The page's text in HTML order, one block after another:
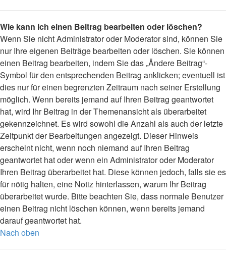
Wie kann ich einen Beitrag bearbeiten oder löschen?
Wenn Sie nicht Administrator oder Moderator sind, können Sie
nur Ihre eigenen Beiträge bearbeiten oder löschen. Sie können
einen Beitrag bearbeiten, indem Sie das „Ändere Beitrag“-
Symbol für den entsprechenden Beitrag anklicken; eventuell ist
dies nur für einen begrenzten Zeitraum nach seiner Erstellung
möglich. Wenn bereits jemand auf Ihren Beitrag geantwortet
hat, wird Ihr Beitrag in der Themenansicht als überarbeitet
gekennzeichnet. Es wird sowohl die Anzahl als auch der letzte
Zeitpunkt der Bearbeitungen angezeigt. Dieser Hinweis
erscheint nicht, wenn noch niemand auf Ihren Beitrag
geantwortet hat oder wenn ein Administrator oder Moderator
Ihren Beitrag überarbeitet hat. Diese können jedoch, falls sie es
für nötig halten, eine Notiz hinterlassen, warum Ihr Beitrag
überarbeitet wurde. Bitte beachten Sie, dass normale Benutzer
einen Beitrag nicht löschen können, wenn bereits jemand
darauf geantwortet hat.
Nach oben